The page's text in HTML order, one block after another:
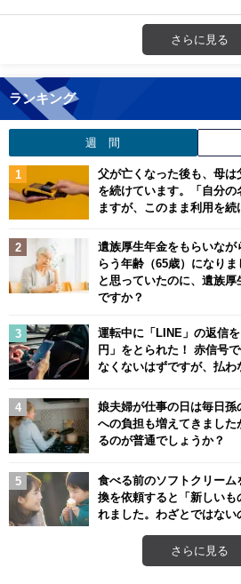
さらに見る
ランキング
週 間
父が亡くなった後も、母
を続けています。「自分
ますが、このまま利用を続
遺族厚生年金をもらいなが
らう年齢（65歳）になり
と思っていたのに、遺族
ですか？
運転中に「LINE」の返信
円」をとられた！ 赤信号
なくないはずですが、払わ
娘夫婦が仕事の日は毎日
への負担も増えてきまし
るのが普通でしょうか？
食べる前のソフトクリー
換を依頼すると「新しい
れました。わざとではない
さらに見る